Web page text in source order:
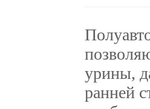
урины,
ранней